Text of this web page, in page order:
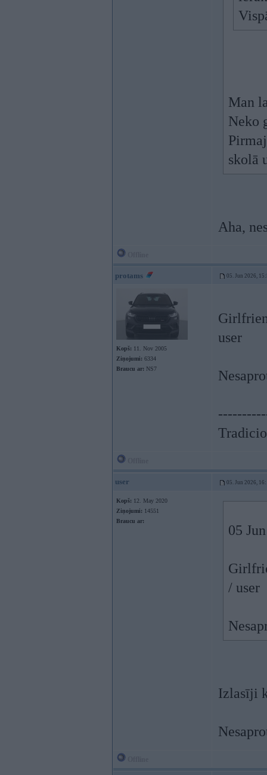
Man
Neko
skolā
Aha,
protams 05. Jun 2026,
Kopš: 11. Nov 2005
Ziņojumi: 6334
Braucu ar: NS7
user
user 05. Jun 2026,
Kopš: 12. May 2020
Ziņojumi: 14551
Braucu ar:
05
/ user
Izlasīji